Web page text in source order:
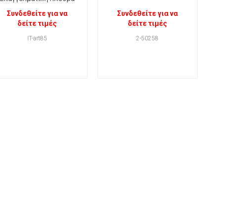
Συνδεθείτε για να
δείτε τιμές
IT-art85
Συνδεθείτε για να
δείτε τιμές
2-50258